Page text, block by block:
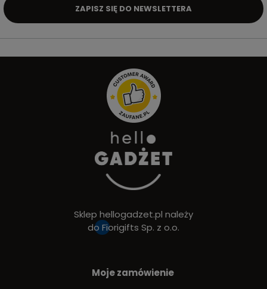
ZAPISZ SIĘ DO NEWSLETTERA
Sklep hellogadzet.pl należy
do Fiorigifts Sp. z o.o.
Moje zamówienie